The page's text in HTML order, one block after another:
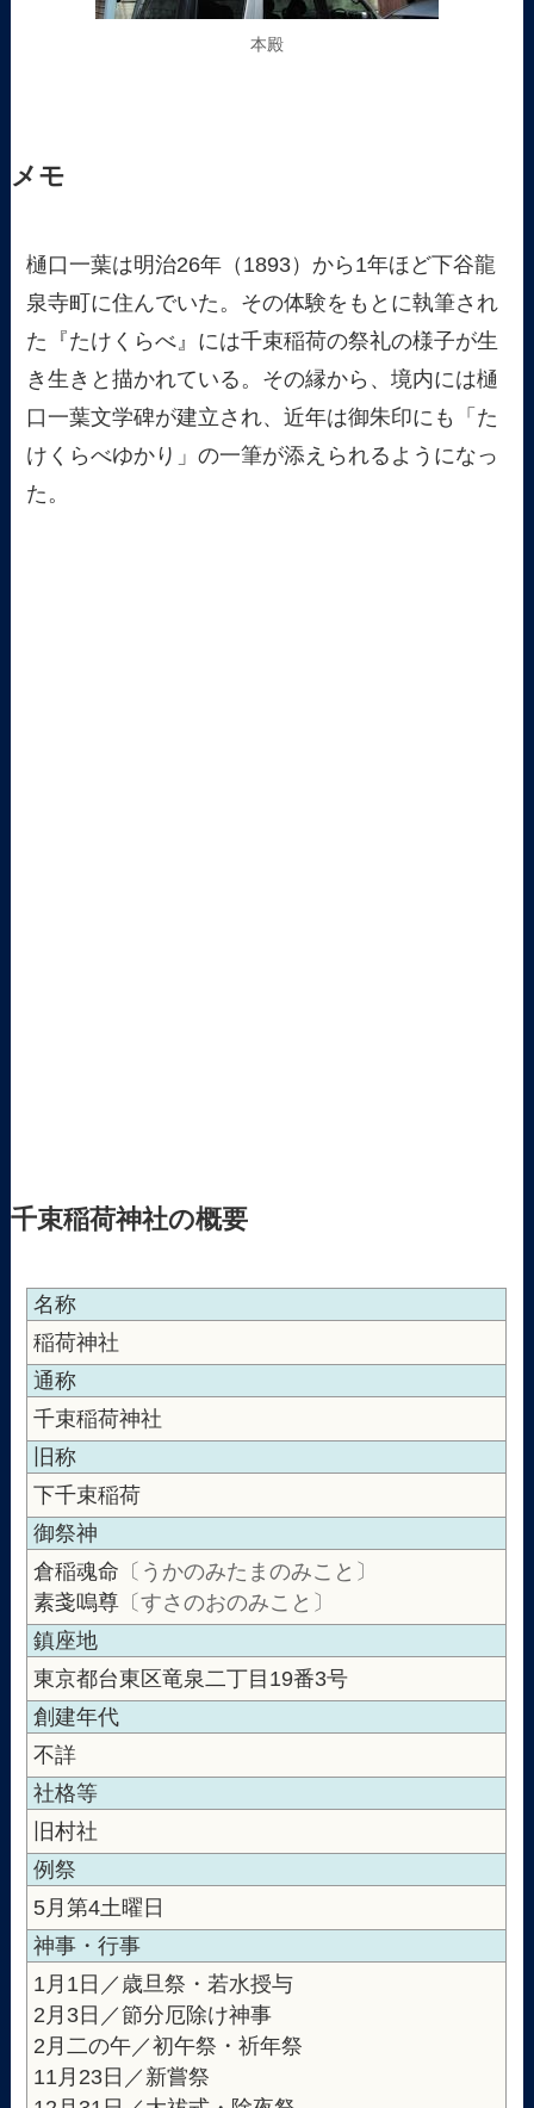
本殿
メモ
樋口一葉は明治26年（1893）から1年ほど下谷龍
泉寺町に住んでいた。その体験をもとに執筆され
た『たけくらべ』には千束稲荷の祭礼の様子が生
き生きと描かれている。その縁から、境内には樋
口一葉文学碑が建立され、近年は御朱印にも「た
けくらべゆかり」の一筆が添えられるようになっ
た。
千束稲荷神社の概要
名称
稲荷神社
通称
千束稲荷神社
旧称
下千束稲荷
御祭神
倉稲魂命 〔うかのみたまのみこと〕
素戔嗚尊 〔すさのおのみこと〕
鎮座地
東京都台東区竜泉二丁目19番3号
創建年代
不詳
社格等
旧村社
例祭
5月第4土曜日
神事・行事
1月1日／歳旦祭・若水授与
2月3日／節分厄除け神事
2月二の午／初午祭・祈年祭
11月23日／新嘗祭